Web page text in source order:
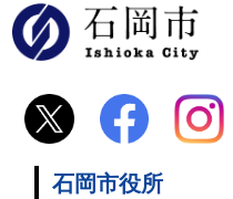
石岡市役所